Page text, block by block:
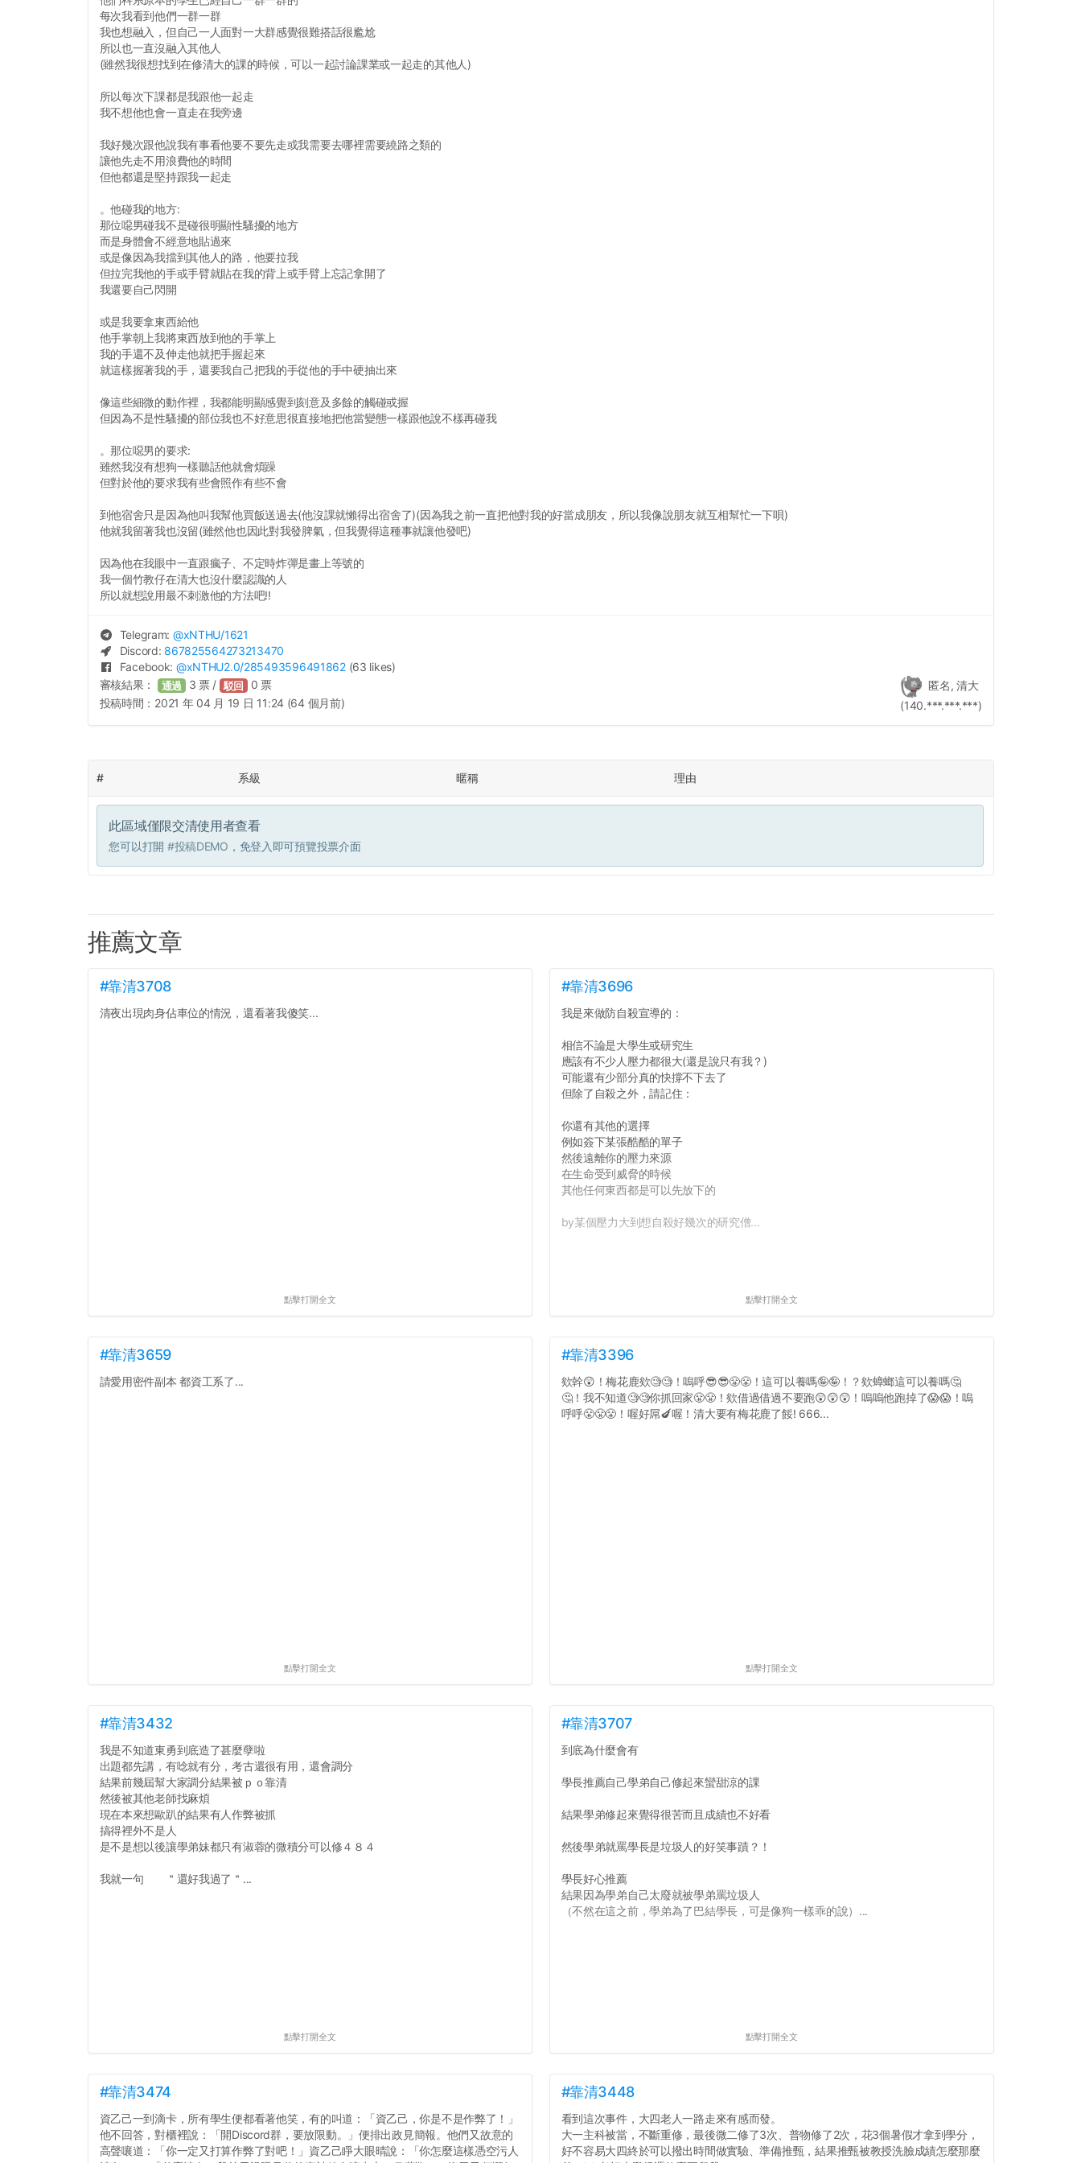
每次我看到他們一群一群
我也想融入，但自己一人面對一大群感覺很難搭話很尷尬
所以也一直沒融入其他人
(雖然我很想找到在修清大的課的時候，可以一起討論課業或一起走的其他人)
所以每次下課都是我跟他一起走
我不想他也會一直走在我旁邊
我好幾次跟他說我有事看他要不要先走或我需要去哪裡需要繞路之類的
讓他先走不用浪費他的時間
但他都還是堅持跟我一起走
。他碰我的地方:
那位噁男碰我不是碰很明顯性騷擾的地方
而是身體會不經意地貼過來
或是像因為我擋到其他人的路，他要拉我
但拉完我他的手或手臂就貼在我的背上或手臂上忘記拿開了
我還要自己閃開
或是我要拿東西給他
他手掌朝上我將東西放到他的手掌上
我的手還不及伸走他就把手握起來
就這樣握著我的手，還要我自己把我的手從他的手中硬抽出來
像這些細微的動作裡，我都能明顯感覺到刻意及多餘的觸碰或握
但因為不是性騷擾的部位我也不好意思很直接地把他當變態一樣跟他說不樣再碰我
。那位噁男的要求:
雖然我沒有想狗一樣聽話他就會煩躁
但對於他的要求我有些會照作有些不會
到他宿舍只是因為他叫我幫他買飯送過去(他沒課就懶得出宿舍了)(因為我之前一直把他對我的好當成朋友，所以我像說朋友就互相幫忙一下唄)
他就我留著我也沒留(雖然他也因此對我發脾氣，但我覺得這種事就讓他發吧)
因為他在我眼中一直跟瘋子、不定時炸彈是畫上等號的
我一個竹教仔在清大也沒什麼認識的人
所以就想說用最不刺激他的方法吧!!
Telegram: @xNTHU/1621
Discord: 867825564273213470
Facebook: @xNTHU2.0/285493596491862 (63 likes)
匿名, 清大
(140.***.***.***)
審核結果： 通過 3 票 / 駁回 0 票
投稿時間： 2021 年 04 月 19 日 11:24 (64 個月前)
# 系級 暱稱 理由
此區域僅限交清使用者查看
您可以打開 #投稿DEMO ，免登入即可預覽投票介面
推薦文章
#靠清3708
清夜出現肉身佔車位的情況，還看著我傻笑...
點擊打開全文
#靠清3696
我是來做防自殺宣導的：
相信不論是大學生或研究生
應該有不少人壓力都很大(還是說只有我？)
可能還有少部分真的快撐不下去了
但除了自殺之外，請記住：
你還有其他的選擇
例如簽下某張酷酷的單子
然後遠離你的壓力來源
在生命受到威脅的時候
其他任何東西都是可以先放下的
by某個壓力大到想自殺好幾次的研究僧...
點擊打開全文
#靠清3659
請愛用密件副本 都資工系了...
點擊打開全文
#靠清3396
欸幹😲！梅花鹿欸🧐🧐！嗚呼😎😎😤😤！這可以養嗎🤪🤪！？欸蟑螂這可以養嗎🤔
🤔！我不知道🧐🧐你抓回家😤😤！欸借過借過不要跑😲😲😲！嗚嗚他跑掉了😱😱！嗚
呼呼😤😤😤！喔好屌🍆喔！清大要有梅花鹿了餒! 666...
點擊打開全文
#靠清3432
我是不知道東勇到底造了甚麼孽啦
出題都先講，有唸就有分，考古還很有用，還會調分
結果前幾屆幫大家調分結果被ｐｏ靠清
然後被其他老師找麻煩
現在本來想歐趴的結果有人作弊被抓
搞得裡外不是人
是不是想以後讓學弟妹都只有淑蓉的微積分可以修４８４
我就一句 ＂還好我過了＂...
點擊打開全文
#靠清3707
到底為什麼會有
學長推薦自己學弟自己修起來蠻甜涼的課
結果學弟修起來覺得很苦而且成績也不好看
然後學弟就罵學長是垃圾人的好笑事蹟？！
學長好心推薦
結果因為學弟自己太廢就被學弟罵垃圾人
（不然在這之前，學弟為了巴結學長，可是像狗一樣乖的說）...
點擊打開全文
#靠清3474
資乙己一到滴卡，所有學生便都看著他笑，有的叫道：「資乙己，你是不是作弊了！」
他不回答，對櫃裡說：「開Discord群，要放限動。」便排出政見簡報。他們又故意的
高聲嚷道：「你一定又打算作弊了對吧！」資乙己睜大眼晴說：「你怎麼這樣憑空污人
#靠清3448
看到這次事件，大四老人一路走來有感而發。
大一主科被當，不斷重修，最後微二修了3次、普物修了2次，花3個暑假才拿到學分，
好不容易大四終於可以撥出時間做實驗、準備推甄，結果推甄被教授洗臉成績怎麼那麼